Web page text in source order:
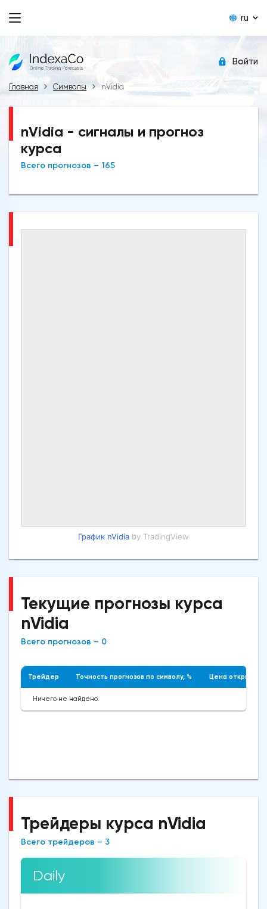
ru
Войти
Главная Символы nVidia
nVidia - сигналы и прогноз
курса
Всего прогнозов – 165
График nVidia by TradingView
Текущие прогнозы курса
nVidia
Всего прогнозов – 0
Трейдер Точность прогнозов по символу, % Цена открытия
Ничего не найдено.
Трейдеры курса nVidia
Всего трейдеров – 3
Daily